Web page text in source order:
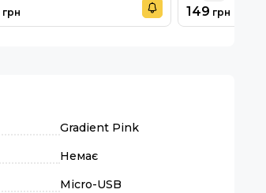
грн 149 грн
Gradient Pink
Немає
Micro-USB